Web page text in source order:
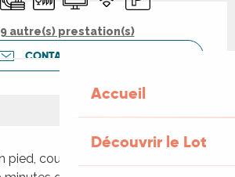
Accueil
Découvrir le Lot
autre(s) prestation(s)
CONTACTEZ-NOUS
pied, cour fermée par portail